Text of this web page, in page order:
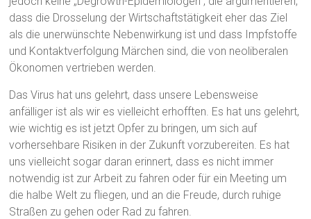
dass die Drosselung der Wirtschaftstätigkeit eher das Ziel
als die unerwünschte Nebenwirkung ist und dass Impfstoffe
und Kontaktverfolgung Märchen sind, die von neoliberalen
Ökonomen vertrieben werden.
Das Virus hat uns gelehrt, dass unsere Lebensweise
anfälliger ist als wir es vielleicht erhofften. Es hat uns gelehrt,
wie wichtig es ist jetzt Opfer zu bringen, um sich auf
vorhersehbare Risiken in der Zukunft vorzubereiten. Es hat
uns vielleicht sogar daran erinnert, dass es nicht immer
notwendig ist zur Arbeit zu fahren oder für ein Meeting um
die halbe Welt zu fliegen, und an die Freude, durch ruhige
Straßen zu gehen oder Rad zu fahren.